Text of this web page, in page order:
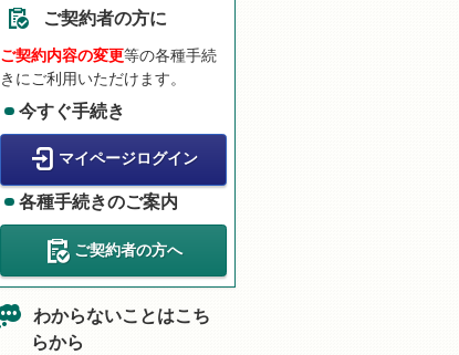
ご契約者の方に
ご契約内容の変更等の各種手続
きにご利用いただけます。
今すぐ手続き
マイページログイン
各種手続きのご案内
ご契約者の方へ
わからないことはこち
らから